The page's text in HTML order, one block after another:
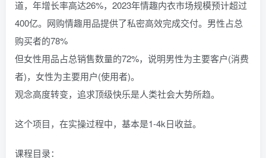
道，年增长率高达26%，2023年情趣内衣市场规模预计超过
400亿。网购情趣用品提供了私密高效完成交付。男性占总
购买者的78%
但女性用品占总销售数量的72%，说明男性为主要客户(消费
者)，女性为主要用户(使用者)。
观念高度转变，追求顶级快乐是人类社会大势所趋。
这个项目，在实操过程中，基本是1-4k日收益。
课程目录：